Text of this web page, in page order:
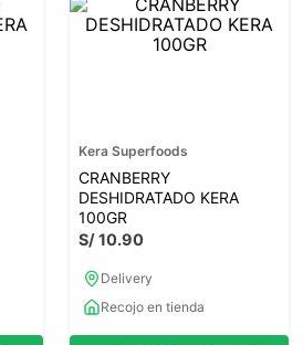
Kera Superfoods
CRANBERRY
DESHIDRATADO KERA
100GR
S/10.90
Delivery
Recojo en tienda